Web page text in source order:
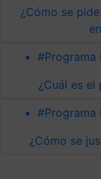
¿Cómo se
#Programa
¿Cuál es
#Programa
¿Cómo se